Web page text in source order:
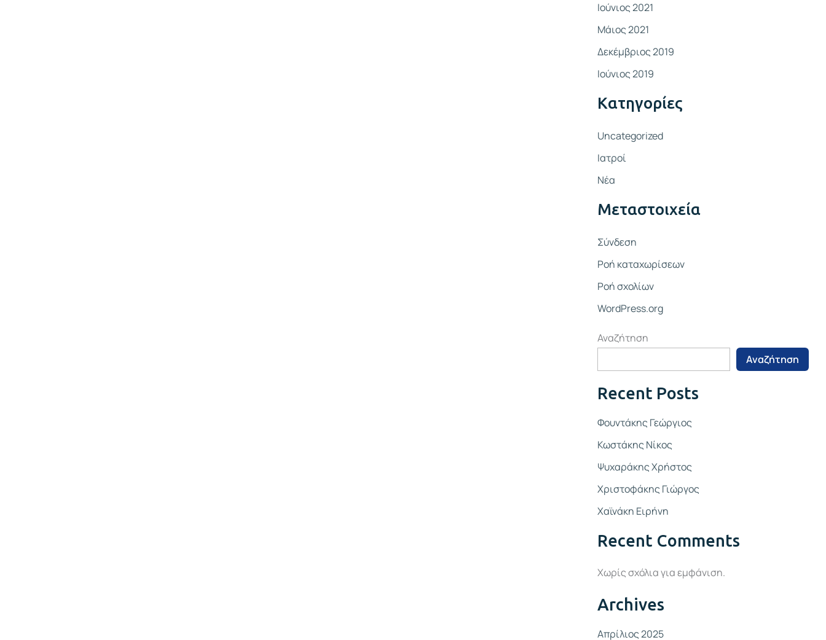
Ιούνιος 2021
Μάιος 2021
Δεκέμβριος 2019
Ιούνιος 2019
Kατηγορίες
Uncategorized
Ιατροί
Νέα
Μεταστοιχεία
Σύνδεση
Ροή καταχωρίσεων
Ροή σχολίων
WordPress.org
Αναζήτηση
Αναζήτηση
Recent Posts
Φουντάκης Γεώργιος
Κωστάκης Νίκος
Ψυχαράκης Χρήστος
Χριστοφάκης Γιώργος
Χαϊνάκη Ειρήνη
Recent Comments
Χωρίς σχόλια για εμφάνιση.
Archives
Απρίλιος 2025